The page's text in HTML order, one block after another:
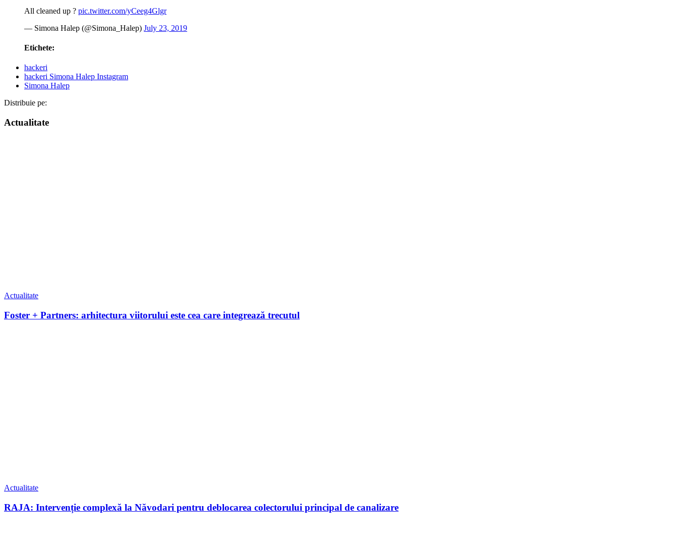
All cleaned up ? pic.twitter.com/yCeeg4Glgr
— Simona Halep (@Simona_Halep) July 23, 2019
Etichete:
hackeri
hackeri Simona Halep Instagram
Simona Halep
Distribuie pe:
Actualitate
Actualitate
Foster + Partners: arhitectura viitorului este cea care integrează trecutul
Actualitate
RAJA: Intervenție complexă la Năvodari pentru deblocarea colectorului principal de canalizare